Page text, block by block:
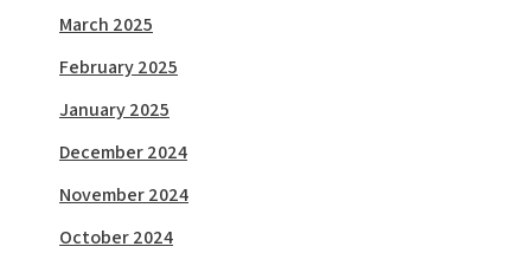
March 2025
February 2025
January 2025
December 2024
November 2024
October 2024